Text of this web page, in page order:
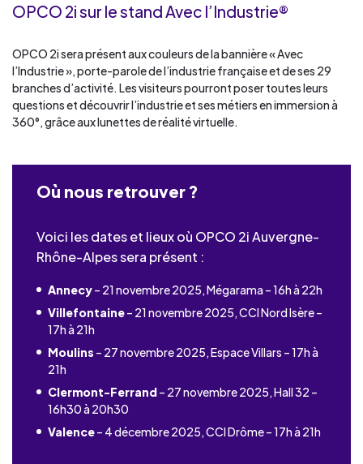
OPCO 2i sur le stand Avec l’Industrie®
OPCO 2i sera présent aux couleurs de la bannière « Avec
l’Industrie », porte-parole de l’industrie française et de ses 29
branches d’activité. Les visiteurs pourront poser toutes leurs
questions et découvrir l’industrie et ses métiers en immersion à
360°, grâce aux lunettes de réalité virtuelle.
Où nous retrouver ?
Voici les dates et lieux où OPCO 2i Auvergne-
Rhône-Alpes sera présent :
Annecy– 21 novembre 2025, Mégarama – 16h à 22h
Villefontaine– 21 novembre 2025, CCI Nord Isère –
17h à 21h
Moulins – 27 novembre 2025, Espace Villars – 17h à
21h
Clermont-Ferrand– 27 novembre 2025, Hall 32 –
16h30 à 20h30
Valence– 4 décembre 2025, CCI Drôme – 17h à 21h